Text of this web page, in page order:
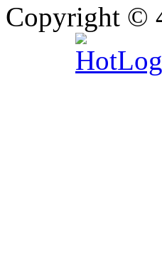
Copyright ©